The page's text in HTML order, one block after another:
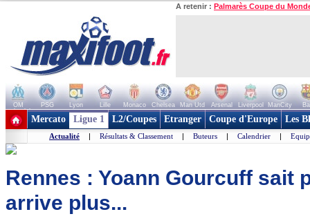
A retenir : Palmarès Coupe du
OM PSG Lyon Lille Monaco Chelsea Man Utd Arsenal Liverpool ManCity
+ de clubs
Mercato Ligue 1 L2/Coupes Etranger Coupe d'Europe Les
Actualité | Résultats & Classement | Buteurs | Calendrier |
Rennes : Yoann Gourcuff sait
arrive plus...